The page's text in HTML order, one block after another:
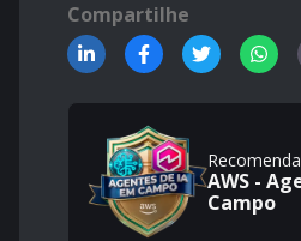
Compartilhe
AWS -
Campo